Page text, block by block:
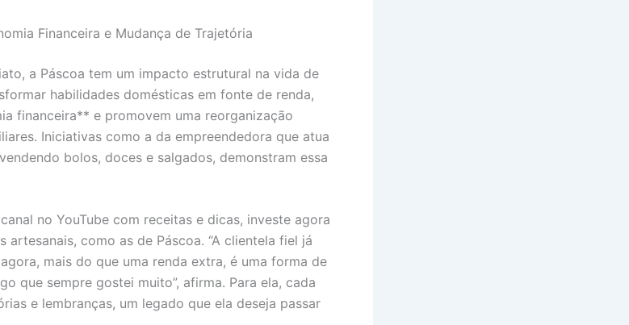
Financeira e Mudança de Trajetória
a Páscoa tem um impacto estrutural na vida de
habilidades domésticas em fonte de renda,
financeira** e promovem uma reorganização
Iniciativas como a da empreendedora que atua
bolos, doces e salgados, demonstram essa
no YouTube com receitas e dicas, investe agora
artesanais, como as de Páscoa. “A clientela fiel já
mais do que uma renda extra, é uma forma de
que sempre gostei muito”, afirma. Para ela, cada
e lembranças, um legado que ela deseja passar